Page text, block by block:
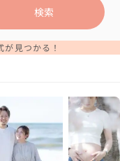
検索
見つかる！